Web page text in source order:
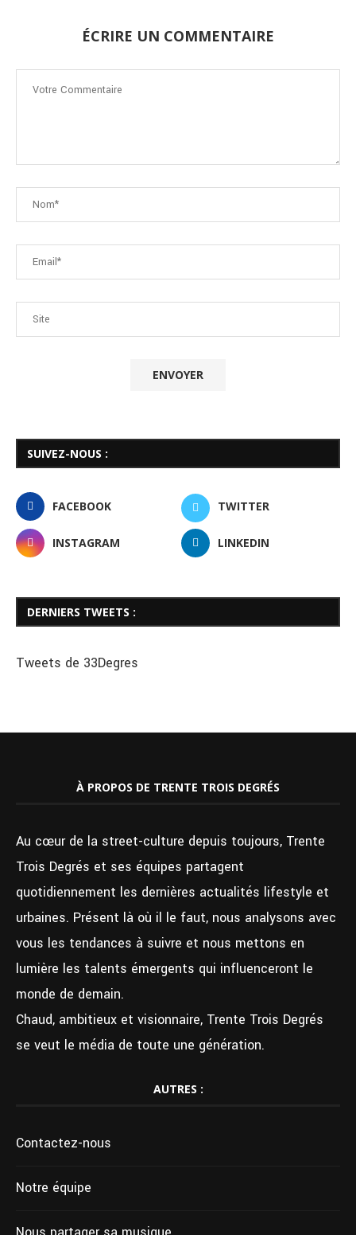
ÉCRIRE UN COMMENTAIRE
SUIVEZ-NOUS :
FACEBOOK TWITTER
INSTAGRAM LINKEDIN
DERNIERS TWEETS :
Tweets de 33Degres
À PROPOS DE TRENTE TROIS DEGRÉS
Au cœur de la street-culture depuis toujours, Trente
Trois Degrés et ses équipes partagent
quotidiennement les dernières actualités lifestyle et
urbaines. Présent là où il le faut, nous analysons avec
vous les tendances à suivre et nous mettons en
lumière les talents émergents qui influenceront le
monde de demain.
Chaud, ambitieux et visionnaire, Trente Trois Degrés
se veut le média de toute une génération.
AUTRES :
Contactez-nous
Notre équipe